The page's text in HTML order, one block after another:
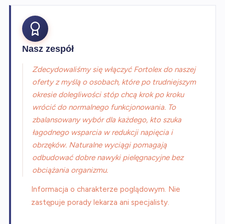
Nasz zespół
Zdecydowaliśmy się włączyć Fortolex do naszej
oferty z myślą o osobach, które po trudniejszym
okresie dolegliwości stóp chcą krok po kroku
wrócić do normalnego funkcjonowania. To
zbalansowany wybór dla każdego, kto szuka
łagodnego wsparcia w redukcji napięcia i
obrzęków. Naturalne wyciągi pomagają
odbudować dobre nawyki pielęgnacyjne bez
obciążania organizmu.
Informacja o charakterze poglądowym. Nie
zastępuje porady lekarza ani specjalisty.